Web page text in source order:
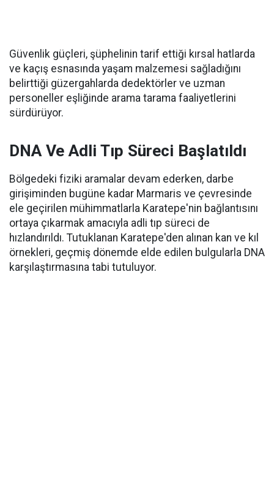
Güvenlik güçleri, şüphelinin tarif ettiği kırsal hatlarda
ve kaçış esnasında yaşam malzemesi sağladığını
belirttiği güzergahlarda dedektörler ve uzman
personeller eşliğinde arama tarama faaliyetlerini
sürdürüyor.
DNA Ve Adli Tıp Süreci Başlatıldı
Bölgedeki fiziki aramalar devam ederken, darbe
girişiminden bugüne kadar Marmaris ve çevresinde
ele geçirilen mühimmatlarla Karatepe'nin bağlantısını
ortaya çıkarmak amacıyla adli tıp süreci de
hızlandırıldı. Tutuklanan Karatepe'den alınan kan ve kıl
örnekleri, geçmiş dönemde elde edilen bulgularla DNA
karşılaştırmasına tabi tutuluyor.